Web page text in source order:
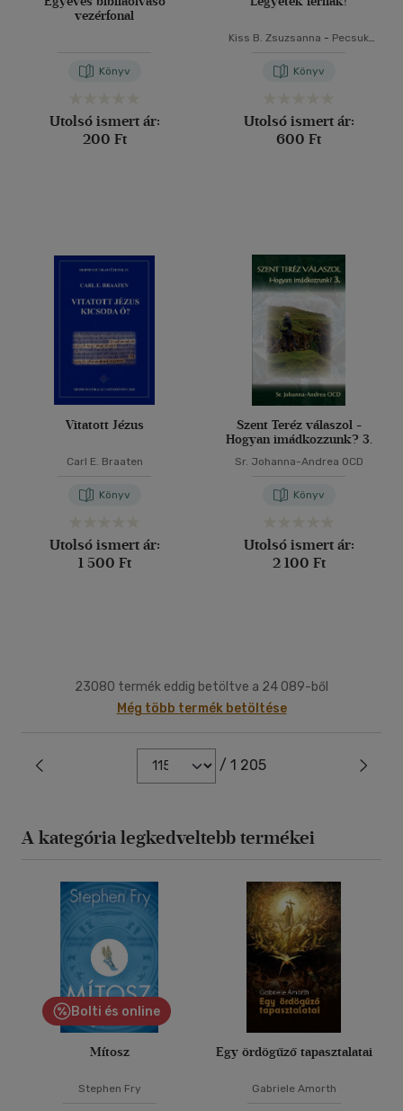
vezérfonal
Könyv
Utolsó ismert ár:
200 Ft
Kiss B. Zsuzsanna - Pecsuk
Könyv
Utolsó ismert ár:
600 Ft
Vitatott Jézus
Carl E. Braaten
Könyv
Utolsó ismert ár:
1 500 Ft
Szent Teréz válaszol -
Hogyan imádkozzunk? 3.
Sr. Johanna-Andrea OCD
Könyv
Utolsó ismert ár:
2 100 Ft
23080 termék eddig betöltve a 24 089-ből
Még több termék betöltése
/ 1 205
A kategória legkedveltebb termékei
Bolti és online
Mítosz
Stephen Fry
Egy ördögűző tapasztalatai
Gabriele Amorth